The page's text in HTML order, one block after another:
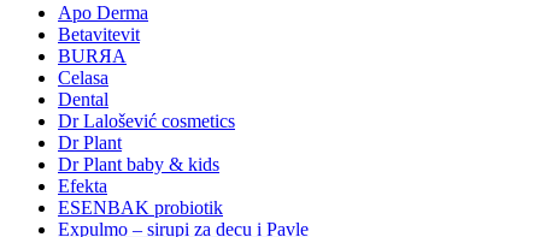
Apo Derma
Betavitevit
BURЯA
Celasa
Dental
Dr Lalošević cosmetics
Dr Plant
Dr Plant baby & kids
Efekta
ESENBAK probiotik
Expulmo – sirupi za decu i Pavle